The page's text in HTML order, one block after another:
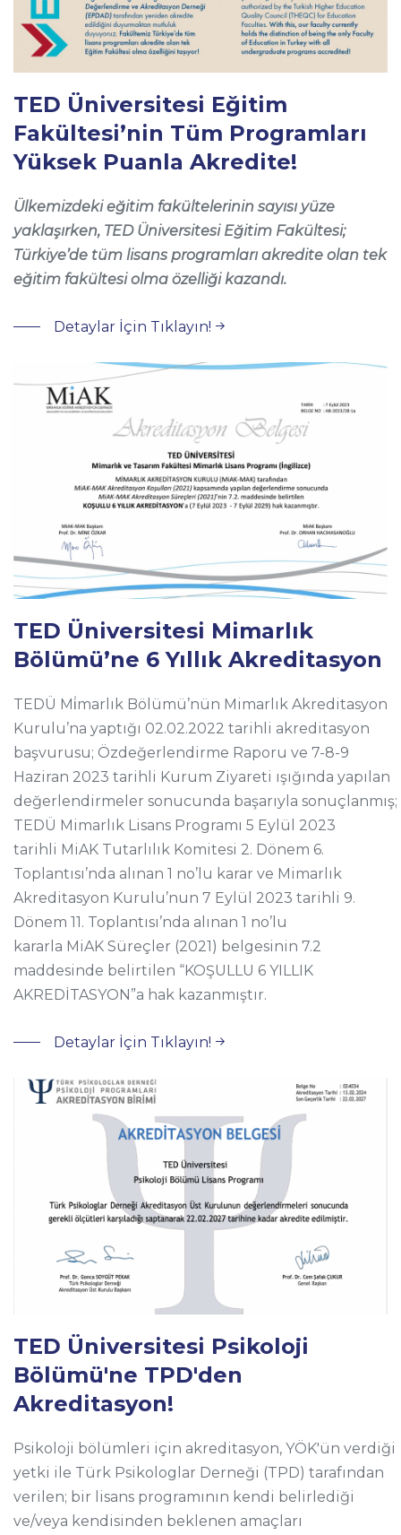
TED Üniversitesi Eğitim
Fakültesi’nin Tüm Programları
Yüksek Puanla Akredite!
Ülkemizdeki eğitim fakültelerinin sayısı yüze
yaklaşırken, TED Üniversitesi Eğitim Fakültesi;
Türkiye’de tüm lisans programları akredite olan tek
eğitim fakültesi olma özelliği kazandı.
Detaylar İçin Tıklayın!
TED Üniversitesi Mimarlık
Bölümü’ne 6 Yıllık Akreditasyon
TEDÜ Mi̇marlık Bölümü’nün Mimarlık Akreditasyon
Kurulu’na yaptığı 02.02.2022 tarihli akreditasyon
başvurusu; Özdeğerlendirme Raporu ve 7-8-9
Haziran 2023 tarihli Kurum Ziyareti ışığında yapılan
değerlendirmeler sonucunda başarıyla sonuçlanmış;
TEDÜ Mimarlık Lisans Programı 5 Eylül 2023
tarihli MiAK Tutarlılık Komitesi 2. Dönem 6.
Toplantısı’nda alınan 1 no’lu karar ve Mimarlık
Akreditasyon Kurulu’nun 7 Eylül 2023 tarihli 9.
Dönem 11. Toplantısı’nda alınan 1 no’lu
kararla MiAK Süreçler (2021) belgesinin 7.2
maddesinde belirtilen “KOŞULLU 6 YILLIK
AKREDİTASYON”a hak kazanmıştır.
Detaylar İçin Tıklayın!
TED Üniversitesi Psikoloji
Bölümü'ne TPD'den
Akreditasyon!
Psikoloji bölümleri için akreditasyon, YÖK'ün verdiği
yetki ile Türk Psikologlar Derneği (TPD) tarafından
verilen; bir lisans programının kendi belirlediği
ve/veya kendisinden beklenen amaçları